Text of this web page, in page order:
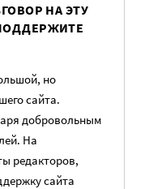
НА ЭТУ
но
сайта.
добровольным
На
редакторов,
сайта